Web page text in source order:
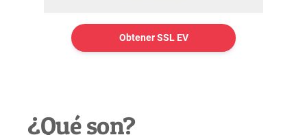
Obtener SSL EV
¿Qué son?